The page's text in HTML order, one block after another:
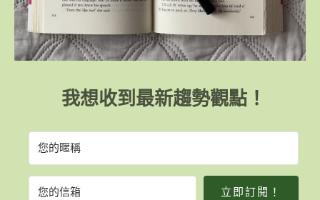
我想收到最新趨勢觀點！
立即訂閱！